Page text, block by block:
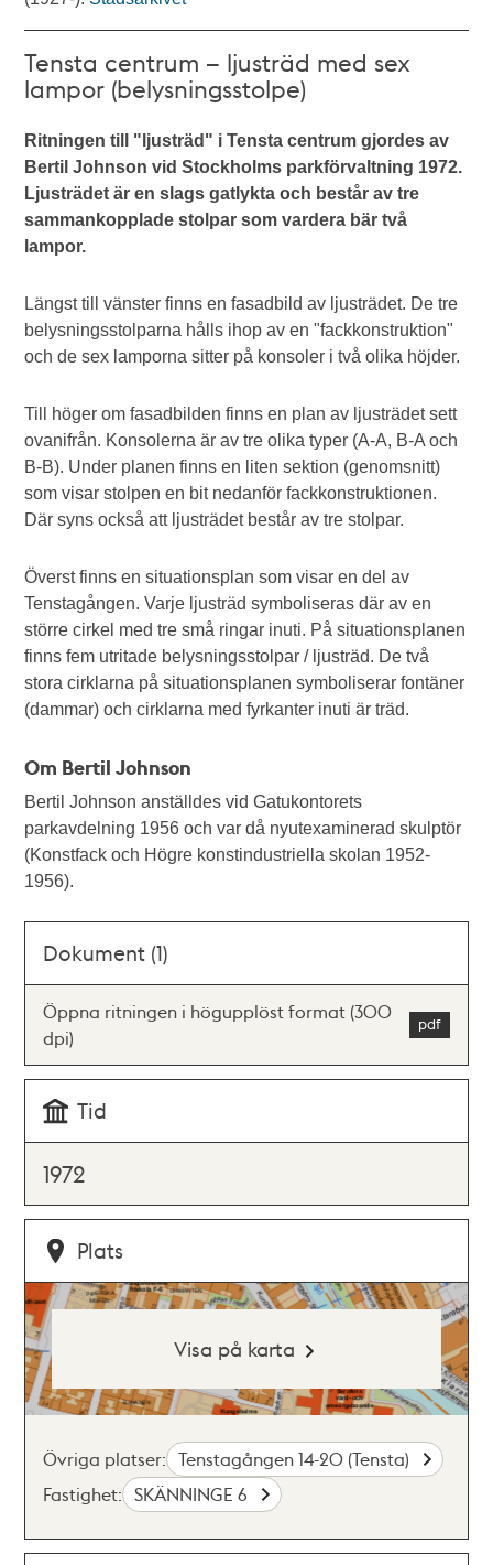
Tensta centrum – ljusträd med sex
lampor (belysningsstolpe)
Ritningen till "ljusträd" i Tensta centrum gjordes av
Bertil Johnson vid Stockholms parkförvaltning 1972.
Ljusträdet är en slags gatlykta och består av tre
sammankopplade stolpar som vardera bär två
lampor.
Längst till vänster finns en fasadbild av ljusträdet. De tre
belysningsstolparna hålls ihop av en "fackkonstruktion"
och de sex lamporna sitter på konsoler i två olika höjder.
Till höger om fasadbilden finns en plan av ljusträdet sett
ovanifrån. Konsolerna är av tre olika typer (A-A, B-A och
B-B). Under planen finns en liten sektion (genomsnitt)
som visar stolpen en bit nedanför fackkonstruktionen.
Där syns också att ljusträdet består av tre stolpar.
Överst finns en situationsplan som visar en del av
Tenstagången. Varje ljusträd symboliseras där av en
större cirkel med tre små ringar inuti. På situationsplanen
finns fem utritade belysningsstolpar / ljusträd. De två
stora cirklarna på situationsplanen symboliserar fontäner
(dammar) och cirklarna med fyrkanter inuti är träd.
Om Bertil Johnson
Bertil Johnson anställdes vid Gatukontorets
parkavdelning 1956 och var då nyutexaminerad skulptör
(Konstfack och Högre konstindustriella skolan 1952-
1956).
Dokument (1)
Öppna ritningen i högupplöst format (300
dpi)
Tid
1972
Plats
Visa på karta
Övriga platser: Tenstagången 14-20 (Tensta)
Fastighet: SKÄNNINGE 6